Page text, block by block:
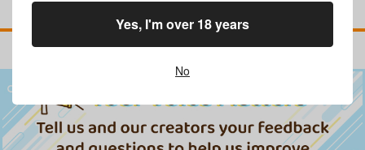
No
Yes, I'm over 18 years